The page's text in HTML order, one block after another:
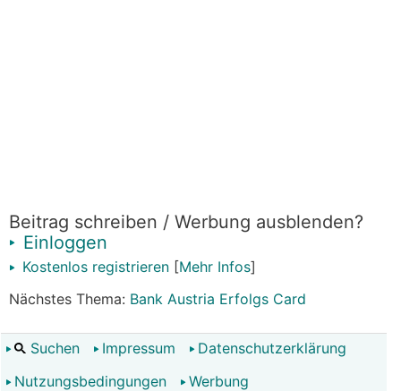
Beitrag schreiben / Werbung ausblenden?
Einloggen
Kostenlos registrieren [Mehr Infos]
Nächstes Thema: Bank Austria Erfolgs Card
Suchen Impressum
Datenschutzerklärung
Nutzungsbedingungen
Werbung